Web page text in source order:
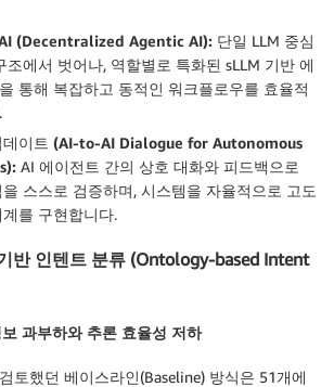
(Decentralized Agentic AI): 단일 LLM 중심
조에서 벗어나, 역할별로 특화된 sLLM 기반 에
통해 복잡하고 동적인 워크플로우를 효율적
데이트 (AI-to-AI Dialogue for Autonomous
AI 에이전트 간의 상호 대화와 피드백으로
스스로 검증하며, 시스템을 자율적으로 고도
를 구현합니다.
반 인텐트 분류 (Ontology-based Intent
과부하와 추론 효율성 저하
토했던 베이스라인(Baseline) 방식은 51개에